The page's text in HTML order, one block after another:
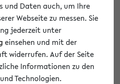
Vielzahl von
Auf diese Weise können
über Ihre privaten und
erhalten.
und Daten auch, um Ihre
Webseite zu messen. Sie
jederzeit unter
einsehen und mit der
widerrufen. Auf der Seite
Informationen zu den
Technologien.